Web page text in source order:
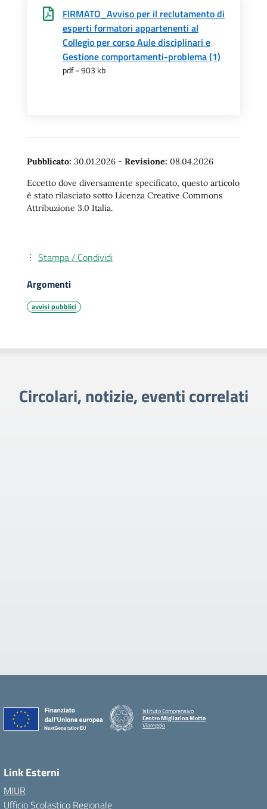
FIRMATO_Avviso per il reclutamento di
esperti formatori appartenenti al
Collegio per corso Aule disciplinari e
Gestione comportamenti-problema (1)
pdf - 903 kb
Pubblicato: 30.01.2026 - Revisione: 08.04.2026
Eccetto dove diversamente specificato, questo articolo
è stato rilasciato sotto Licenza Creative Commons
Attribuzione 3.0 Italia.
Stampa / Condividi
Argomenti
avvisi pubblici
Circolari, notizie, eventi correlati
Istituto Comprensivo
Centro Migliarina Motto
Viareggio
Link Esterni
MIUR
Ufficio Scolastico Regionale